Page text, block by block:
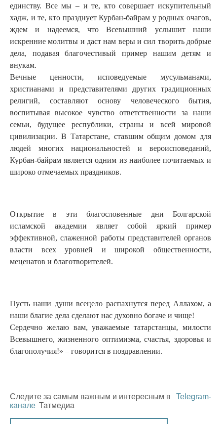
единству. Все мы – и те, кто совершает искупительный
хадж, и те, кто празднует Курбан-байрам у родных очагов,
ждем и надеемся, что Всевышний услышит наши
искренние молитвы и даст нам веры и сил творить добрые
дела, подавая благочестивый пример нашим детям и
внукам.
Вечные ценности, исповедуемые мусульманами,
христианами и представителями других традиционных
религий, составляют основу человеческого бытия,
воспитывая высокое чувство ответственности за наши
семьи, будущее республики, страны и всей мировой
цивилизации. В Татарстане, ставшим общим домом для
людей многих национальностей и вероисповеданий,
Курбан-байрам является одним из наиболее почитаемых и
широко отмечаемых праздников.
Открытие в эти благословенные дни Болгарской
исламской академии являет собой яркий пример
эффективной, слаженной работы представителей органов
власти всех уровней и широкой общественности,
меценатов и благотворителей.
Пусть наши души всецело распахнутся перед Аллахом, а
наши благие дела сделают нас духовно богаче и чище!
Сердечно желаю вам, уважаемые татарстанцы, милости
Всевышнего, жизненного оптимизма, счастья, здоровья и
благополучия!» – говорится в поздравлении.
Следите за самым важным и интересным в
Telegram-
канале Татмедиа